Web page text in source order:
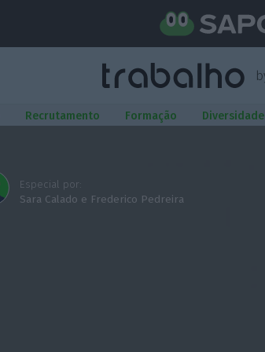
Recrutamento Formação Diversidade
Especial por:
Sara Calado e Frederico Pedreira